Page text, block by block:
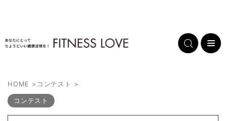
HOME > コンテスト >
コンテスト